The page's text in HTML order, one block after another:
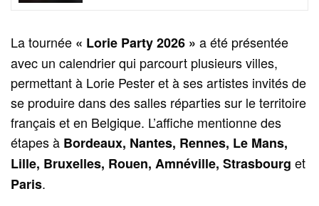
La tournée « Lorie Party 2026 » a été présentée
avec un calendrier qui parcourt plusieurs villes,
permettant à Lorie Pester et à ses artistes invités de
se produire dans des salles réparties sur le territoire
français et en Belgique. L’affiche mentionne des
étapes à Bordeaux, Nantes, Rennes, Le Mans,
Lille, Bruxelles, Rouen, Amnéville, Strasbourg et
Paris.